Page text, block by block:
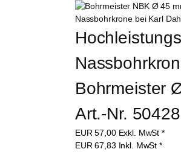
Bohrmeister
Art.-Nr. 50428
EUR57,00 Exkl. MwSt *
EUR67,83 Inkl. MwSt *